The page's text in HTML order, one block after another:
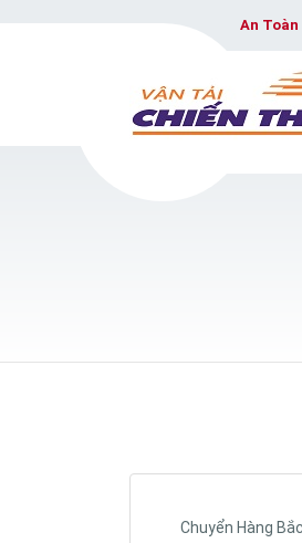
An Toàn
Chuyển Hàng